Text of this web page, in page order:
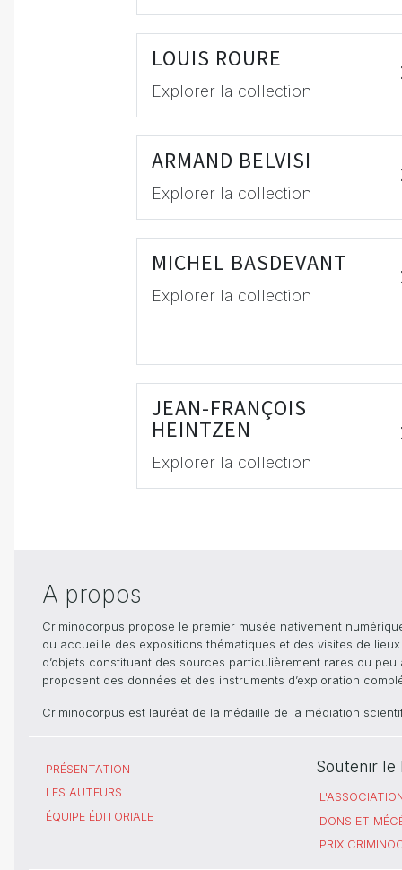
LOUIS ROURE
Explorer la collection
ARMAND BELVISI
Explorer la collection
MICHEL BASDEVANT
Explorer la collection
JEAN-FRANÇOIS
HEINTZEN
Explorer la collection
A propos
Criminocorpus propose le premier musée nativement
ou accueille des expositions thématiques et des visites de
d’objets constituant des sources particulièrement rares ou
proposent des données et des instruments d’exploration
Criminocorpus est lauréat de la médaille de la médiation
PRÉSENTATION
LES AUTEURS
ÉQUIPE ÉDITORIALE
Soutenir le
DONS ET
PRIX